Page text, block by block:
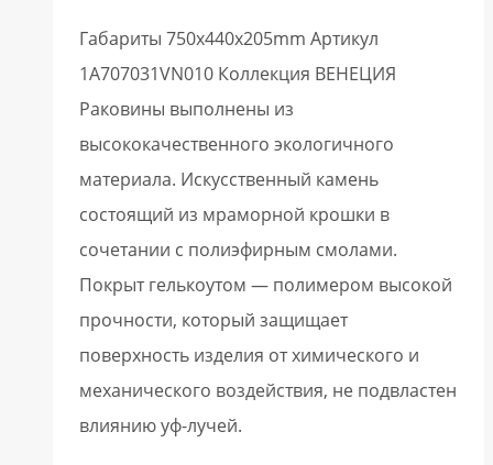
Габариты 750x440x205mm Артикул
1A707031VN010 Коллекция ВЕНЕЦИЯ
Раковины выполнены из
высококачественного экологичного
материала. Искусственный камень
состоящий из мраморной крошки в
сочетании с полиэфирным смолами.
Покрыт гелькоутом — полимером высокой
прочности, который защищает
поверхность изделия от химического и
механического воздействия, не подвластен
влиянию уф-лучей.